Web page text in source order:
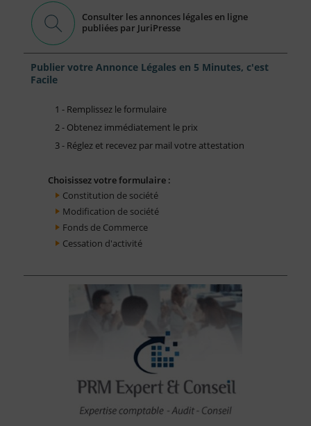
Consulter les annonces légales en ligne
publiées par JuriPresse
Publier votre Annonce Légales en 5 Minutes, c'est
Facile
1 - Remplissez le formulaire
2 - Obtenez immédiatement le prix
3 - Réglez et recevez par mail votre attestation
Choisissez votre formulaire :
Constitution de société
Modification de société
Fonds de Commerce
Cessation d'activité